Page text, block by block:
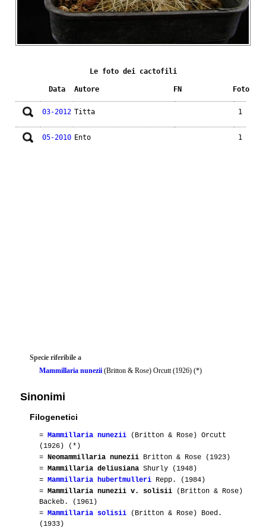
Le foto dei cactofili
Data Autore FN Foto
03-2012 Titta 1
05-2010 Ento 1
Specie riferibile a
Mammillaria nunezii (Britton & Rose) Orcutt (1926) (*)
Sinonimi
Filogenetici
= Mammillaria nunezii (Britton & Rose) Orcutt
(1926) (*)
= Neomammillaria nunezii Britton & Rose (1923)
= Mammillaria deliusiana Shurly (1948)
= Mammillaria hubertmulleri Repp. (1984)
= Mammillaria nunezii v. solisii (Britton & Rose)
Backeb. (1961)
= Mammillaria solisii (Britton & Rose) Boed.
(1933)